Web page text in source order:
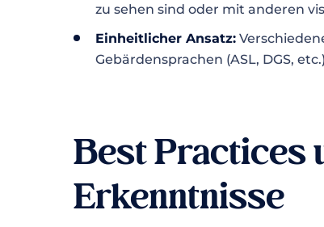
zu sehen sind oder mit anderen
Einheitlicher Ansatz:
Gebärdensprachen (ASL, DGS, etc.)
Best Practices
Erkenntnisse